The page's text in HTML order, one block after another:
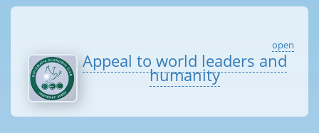
open
Appeal to world leaders and
humanity